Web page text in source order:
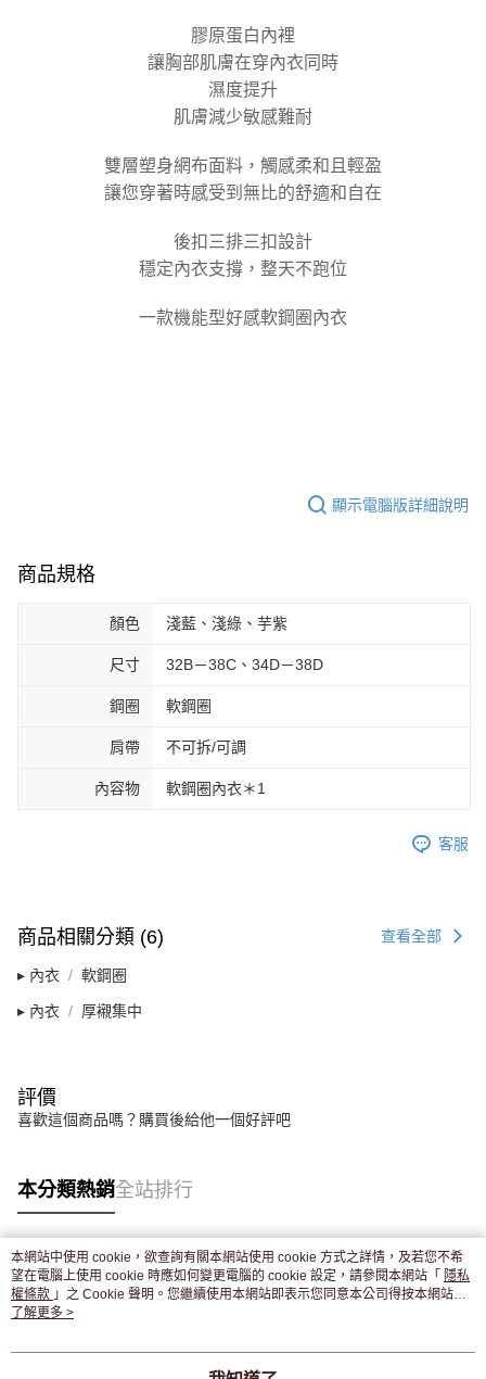
膠原蛋白內裡
讓胸部肌膚在穿內衣同時
濕度提升
肌膚減少敏感難耐
雙層塑身網布面料，觸感柔和且輕盈
讓您穿著時感受到無比的舒適和自在
後扣三排三扣設計
穩定內衣支撐，整天不跑位
一款機能型好感軟鋼圈內衣
顯示電腦版詳細說明
商品規格
顏色 淺藍、淺綠、芋紫
尺寸 32B－38C、34D－38D
鋼圈 軟鋼圈
肩帶 不可拆/可調
內容物 軟鋼圈內衣＊1
客服
商品相關分類 (6) 查看全部
▸ 內衣 軟鋼圈
▸ 內衣 厚襯集中
評價
喜歡這個商品嗎？購買後給他一個好評吧
本分類熱銷全站排行
熱門標籤
本網站中使用 cookie，欲查詢有關本網站使用 cookie 方式之詳情，及若您不希
望在電腦上使用 cookie 時應如何變更電腦的 cookie 設定，請參閱本網站「 隱私
權條款 」之 Cookie 聲明。您繼續使用本網站即表示您同意本公司得按本網站使
用條款之 Cookie 聲明使用 cookie。
了解更多 >